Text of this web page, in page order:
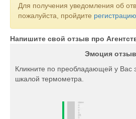
Для получения уведомления об
пожалуйста, пройдите регистрацию
Напишите свой отзыв про
Эмоция
Кликните по преобладающей у Вас
шкалой термометра.